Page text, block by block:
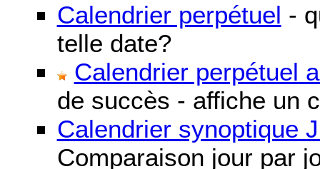
Calendrier perpétuel -
telle date?
Calendrier perpétuel
de succès - affiche un
Calendrier synoptique
Comparaison jour par